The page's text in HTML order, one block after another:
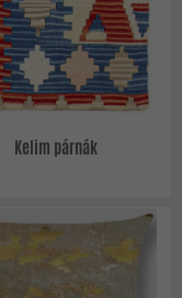
Kelim párnák